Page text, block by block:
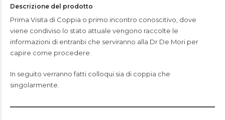
Descrizione del prodotto
Prima Visita di Coppia o primo incontro conoscitivo, dove
viene condiviso lo stato attuale vengono raccolte le
informazioni di entranbi che serviranno alla Dr De Mori per
capire come procedere.
In seguito verranno fatti colloqui sia di coppia che
singolarmente.